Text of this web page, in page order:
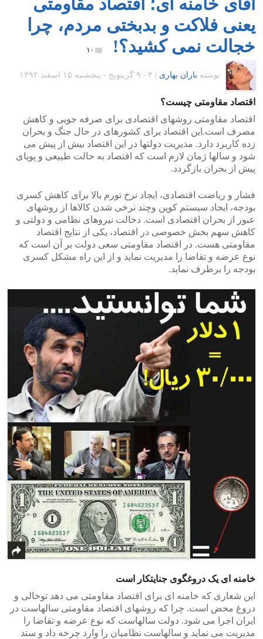
یعنی فلاکت و بدبختی مردم، چرا
خجالت نمی کشید؟!
۱۰
نوشته باران بهاری ۹:۰۴ گرينويچ - پنجشنبه ۱۵ اسفند ۱۳۹۲
اقتصاد مقاومتی چیست؟
اقتصاد مقاومتی روشهای اقتصادی برای صرفه جویی و کاهش
مصرف است.این اقتصاد برای کشورهای در حال جنگ و بحران
زده کاربرد دارد. مدیریت دولتها در این اقتصاد بیش از پیش می
شود و سالها ژمان لازم است که اقتصاد به حالت طبیعی و پویای
پیش از بحران بازگردد.
فشار و ریاضت اقتصادی، ایجاد نرخ تورم بالا برای کاهش کسری
بودجه، ایجاد سیستم کوپن وچند نرخی شدن کالاها از روشهای
عبور از بحران اقتصادی است. دخالت نیروهای نظامی و دولتی و
کاهش سهم بخش خصوصی در اقتصاد، یکی از نتایج اقتصاد
مقاومتی هست. در اقتصاد مقاومتی سعی دولت بر آن است که
نوع عرضه و تقاضا را مدیریت نماید و از این راه مشکل کسری
بودجه را برطرف نماید.
خامنه ای یک دروغگوی جنایتکار است
این شعاری که خامنه ای برای اقتصاد مقاومتی می دهد توخالی و
دروغ محض است. چرا که روشهای اقتصاد مقاومتی سالهاست در
ایران اجرا می شود. دولت سالهاست که نوع عرضه و تقاضا را
مدیریت می نماید و سالهاست نظامیان را وارد چرخه داد و ستد